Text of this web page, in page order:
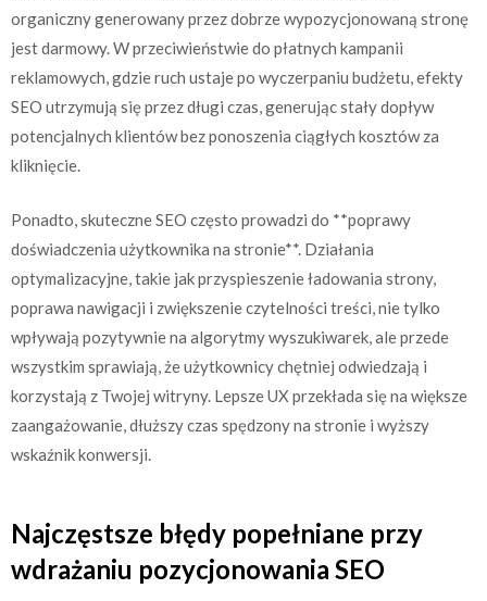
organiczny generowany przez dobrze wypozycjonowaną stronę
jest darmowy. W przeciwieństwie do płatnych kampanii
reklamowych, gdzie ruch ustaje po wyczerpaniu budżetu, efekty
SEO utrzymują się przez długi czas, generując stały dopływ
potencjalnych klientów bez ponoszenia ciągłych kosztów za
kliknięcie.
Ponadto, skuteczne SEO często prowadzi do **poprawy
doświadczenia użytkownika na stronie**. Działania
optymalizacyjne, takie jak przyspieszenie ładowania strony,
poprawa nawigacji i zwiększenie czytelności treści, nie tylko
wpływają pozytywnie na algorytmy wyszukiwarek, ale przede
wszystkim sprawiają, że użytkownicy chętniej odwiedzają i
korzystają z Twojej witryny. Lepsze UX przekłada się na większe
zaangażowanie, dłuższy czas spędzony na stronie i wyższy
wskaźnik konwersji.
Najczęstsze błędy popełniane przy
wdrażaniu pozycjonowania SEO